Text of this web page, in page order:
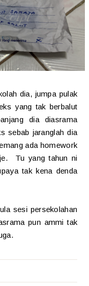
dia, jumpa pulak
yang tak berbalut
dia diasrama
sebab jaranglah dia
ada homework
Tu yang tahun ni
tak kena denda
sesi persekolahan
pun ammi tak